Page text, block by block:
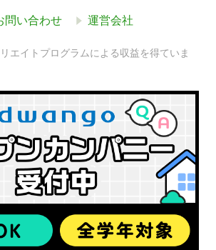
問い合わせ 運営会社
エイトプログラムによる収益を得ていま